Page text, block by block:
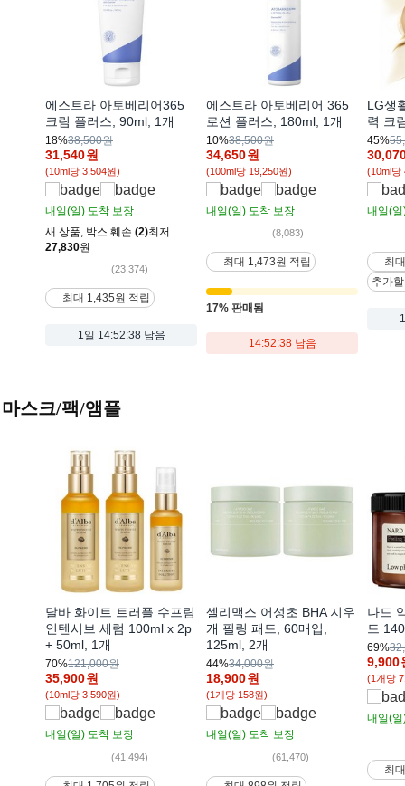
에스트라 아토베리어365
크림 플러스, 90ml, 1개
18%38,500원
31,540원
(10ml당 3,504원)
내일(일) 도착 보장
새 상품, 박스 훼손 (2)최저
27,830원
(23,374)
최대 1,435원 적립
1일 14:52:37 남음
에스트라 아토베리어 365
로션 플러스, 180ml, 1개
10%38,500원
34,650원
(100ml당 19,250원)
내일(일) 도착 보장
(8,083)
최대 1,473원 적립
17% 판매됨
14:52:37 남음
LG생
력 크
45%
(10ml당
내일(
최
추가
마스크/팩/앰플
달바 화이트 트러플 수프림
인텐시브 세럼 100ml x 2p
+ 50ml, 1개
70%121,000원
35,900원
(10ml당 3,590원)
내일(일) 도착 보장
(41,494)
셀리맥스 어성초 BHA 지우
개 필링 패드, 60매입,
125ml, 2개
44%34,000원
18,900원
(1개당 158원)
내일(일) 도착 보장
(61,470)
나드
드
69%
9,900
(1개당
내일(
최